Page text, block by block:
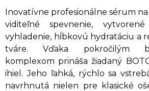
Inovatívne profesionálne sérum
viditeľné spevnenie,
vyhladenie, hĺbkovú hydratáciu a
tváre. Vďaka pokročilým
komplexom prináša žiadaný
ihiel. Jeho ľahká, rýchlo sa
navrhnutá nielen pre klasické